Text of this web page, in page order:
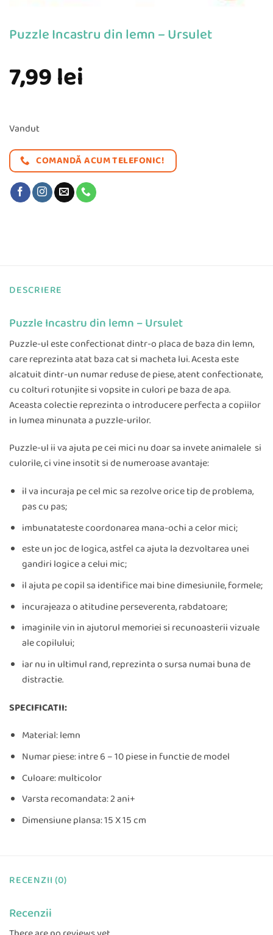
Puzzle Incastru din lemn – Ursulet
7,99lei
Vandut
COMANDĂ ACUM TELEFONIC!
DESCRIERE
Puzzle Incastru din lemn – Ursulet
Puzzle-ul este confectionat dintr-o placa de baza din lemn,
care reprezinta atat baza cat si macheta lui. Acesta este
alcatuit dintr-un numar reduse de piese, atent confectionate,
cu colturi rotunjite si vopsite in culori pe baza de apa.
Aceasta colectie reprezinta o introducere perfecta a copiilor
in lumea minunata a puzzle-urilor.
Puzzle-ul ii va ajuta pe cei mici nu doar sa invete animalele si
culorile, ci vine insotit si de numeroase avantaje:
il va incuraja pe cel mic sa rezolve orice tip de problema,
pas cu pas;
imbunatateste coordonarea mana-ochi a celor mici;
este un joc de logica, astfel ca ajuta la dezvoltarea unei
gandiri logice a celui mic;
il ajuta pe copil sa identifice mai bine dimesiunile, formele;
incurajeaza o atitudine perseverenta, rabdatoare;
imaginile vin in ajutorul memoriei si recunoasterii vizuale
ale copilului;
iar nu in ultimul rand, reprezinta o sursa numai buna de
distractie.
SPECIFICATII:
Material: lemn
Numar piese: intre 6 – 10 piese in functie de model
Culoare: multicolor
Varsta recomandata: 2 ani+
Dimensiune plansa: 15 X 15 cm
RECENZII (0)
Recenzii